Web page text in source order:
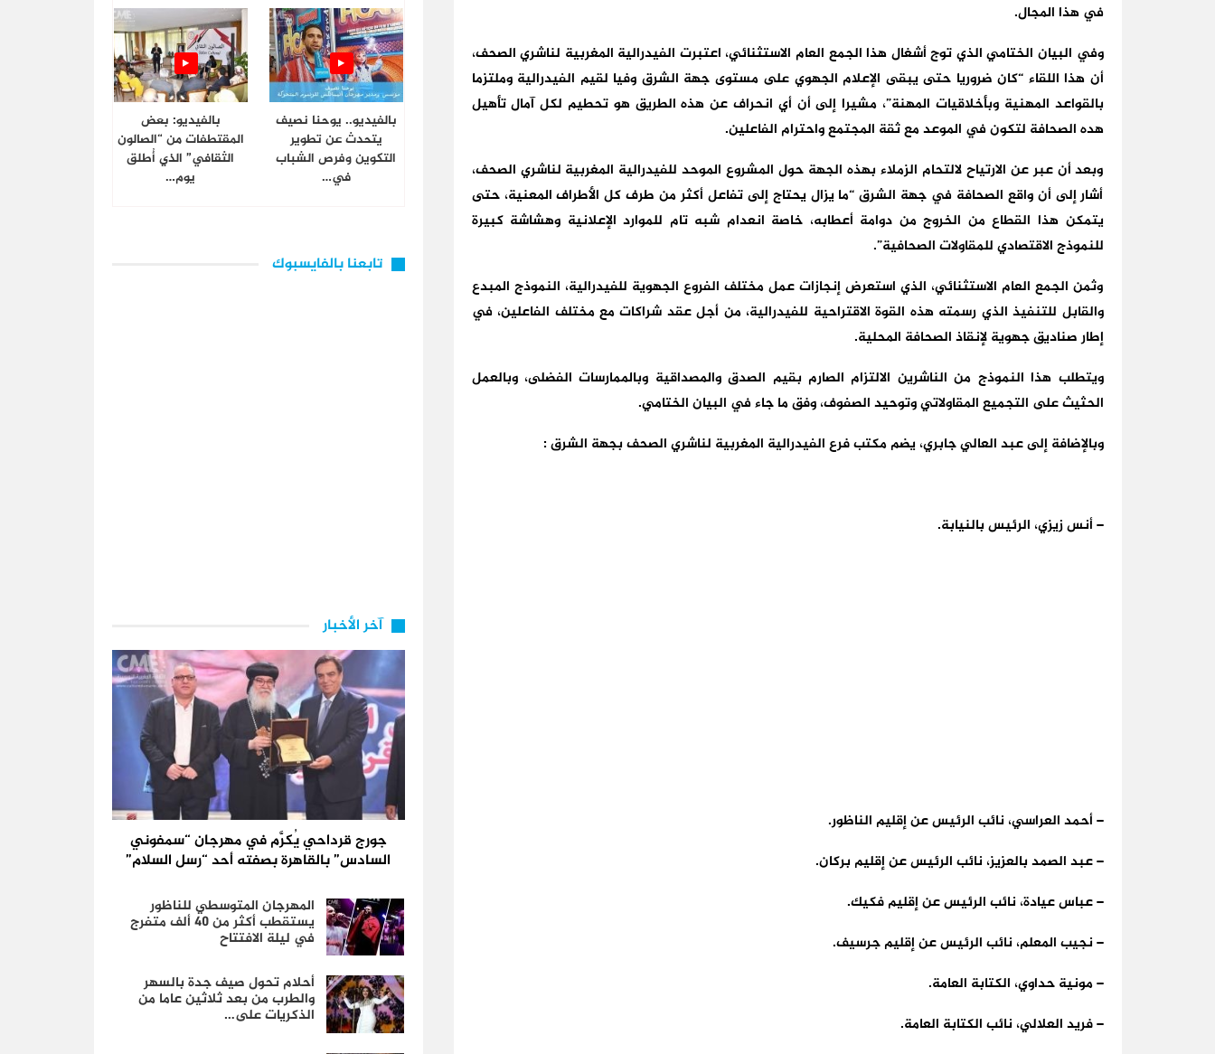
في هذا المجال.
وفي البيان الختامي الذي توج أشغال هذا الجمع العام الاستثنائي، اعتبرت الفيدرالية المغربية لناشري الصحف،
أن هذا اللقاء “كان ضروريا حتى يبقى الإعلام الجهوي على مستوى جهة الشرق وفيا لقيم الفيدرالية وملتزما
بالقواعد المهنية وبأخلاقيات المهنة”، مشيرا إلى أن أي انحراف عن هذه الطريق هو تحطيم لكل آمال تأهيل
هده الصحافة لتكون في الموعد مع ثقة المجتمع واحترام الفاعلين.
وبعد أن عبر عن الارتياح لالتحام الزملاء بهذه الجهة حول المشروع الموحد للفيدرالية المغربية لناشري الصحف،
أشار إلى أن واقع الصحافة في جهة الشرق “ما يزال يحتاج إلى تفاعل أكثر من طرف كل الأطراف المعنية، حتى
يتمكن هذا القطاع من الخروج من دوامة أعطابه، خاصة انعدام شبه تام للموارد الإعلانية وهشاشة كبيرة
للنموذج الاقتصادي للمقاولات الصحافية”.
وثمن الجمع العام الاستثنائي، الذي استعرض إنجازات عمل مختلف الفروع الجهوية للفيدرالية، النموذج المبدع
والقابل للتنفيذ الذي رسمته هذه القوة الاقتراحية للفيدرالية، من أجل عقد شراكات مع مختلف الفاعلين، في
إطار صناديق جهوية لإنقاذ الصحافة المحلية.
ويتطلب هذا النموذج من الناشرين الالتزام الصارم بقيم الصدق والمصداقية وبالممارسات الفضلى، وبالعمل
الحثيث على التجميع المقاولاتي وتوحيد الصفوف، وفق ما جاء في البيان الختامي.
وبالإضافة إلى عبد العالي جابري، يضم مكتب فرع الفيدرالية المغربية لناشري الصحف بجهة الشرق :
– أنس زيزي، الرئيس بالنيابة.
– أحمد العراسي، نائب الرئيس عن إقليم الناظور.
– عبد الصمد بالعزيز، نائب الرئيس عن إقليم بركان.
– عباس عيادة، نائب الرئيس عن إقليم فكيك.
– نجيب المعلم، نائب الرئيس عن إقليم جرسيف.
– مونية حداوي، الكتابة العامة.
– فريد العلالي، نائب الكتابة العامة.
بالفيديو.. يوحنا نصيف
يتحدث عن تطوير
التكوين وفرص الشباب
في…
بالفيديو: بعض
المقتطفات من “الصالون
الثقافي” الذي أُطلق
يوم…
تابعنا بالفايسبوك
آخر الأخبار
جورج قرداحي يُكرَّم في مهرجان “سمفوني
السادس” بالقاهرة بصفته أحد “رسل السلام”
المهرجان المتوسطي للناظور
يستقطب أكثر من 40 ألف متفرج
في ليلة الافتتاح
أحلام تحول صيف جدة بالسهر
والطرب من بعد ثلاثين عاما من
الذكريات على…